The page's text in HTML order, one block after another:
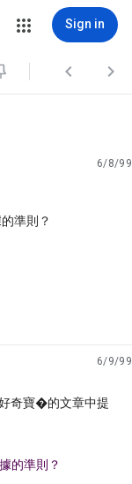
Sign in
 
6/8/99
準則？
6/9/99
奇寶�的文章中提
的準則？